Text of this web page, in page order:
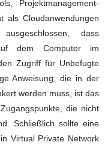
Projektmanagement-
als Cloudanwendungen
dass
dem Computer im
Zugriff für Unbefugte
Anweisung, die in der
werden muss, ist das
die nicht
Schließlich sollte eine
Virtual Private Network